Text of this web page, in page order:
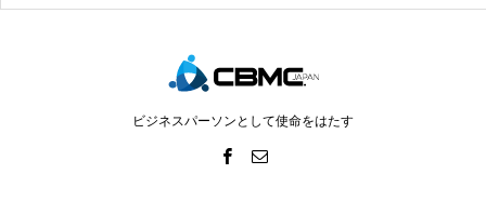
ビジネスパーソンとして使命をはたす